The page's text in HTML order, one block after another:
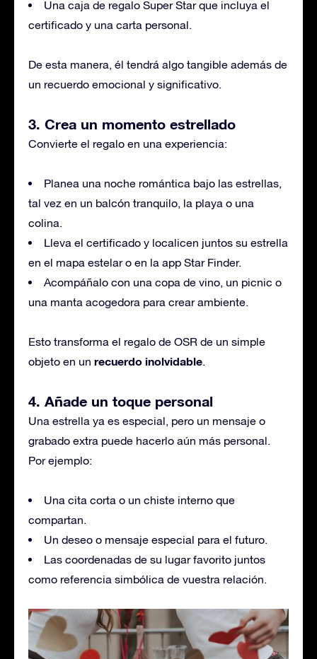
Una caja de regalo Super Star que incluya el
certificado y una carta personal.
De esta manera, él tendrá algo tangible además de
un recuerdo emocional y significativo.
3. Crea un momento estrellado
Convierte el regalo en una experiencia:
Planea una noche romántica bajo las estrellas,
tal vez en un balcón tranquilo, la playa o una
colina.
Lleva el certificado y localicen juntos su estrella
en el mapa estelar o en la app Star Finder.
Acompáñalo con una copa de vino, un picnic o
una manta acogedora para crear ambiente.
Esto transforma el regalo de OSR de un simple
objeto en un recuerdo inolvidable.
4. Añade un toque personal
Una estrella ya es especial, pero un mensaje o
grabado extra puede hacerlo aún más personal.
Por ejemplo:
Una cita corta o un chiste interno que
compartan.
Un deseo o mensaje especial para el futuro.
Las coordenadas de su lugar favorito juntos
como referencia simbólica de vuestra relación.